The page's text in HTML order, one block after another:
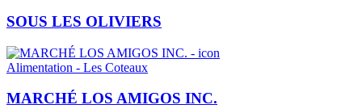
SOUS LES OLIVIERS
Alimentation - Les Coteaux
MARCHÉ LOS AMIGOS INC.